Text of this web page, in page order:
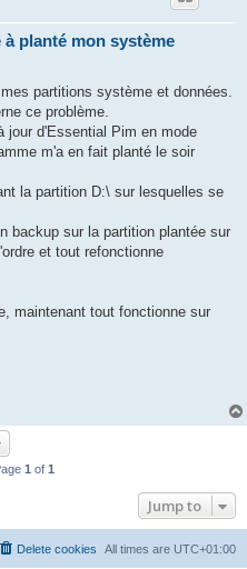
planté mon système
partitions système et données.
ce problème.
jour d'Essential Pim en mode
m'a en fait planté le soir
la partition D:\ sur lesquelles se
backup sur la partition plantée sur
et tout refonctionne
maintenant tout fonctionne sur
1 of 1
Jump to
All times are UTC+01:00
Delete cookies